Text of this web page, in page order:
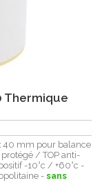
Thermique
40 mm pour balance
/ TOP anti-
-10°c / +60°c -
-sans